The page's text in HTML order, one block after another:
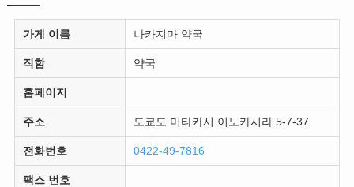
가게 이름 나카지마 약국
직함 약국
홈페이지
주소 도쿄도 미타카시 이노카시라 5-7-37
전화번호 0422-49-7816
팩스 번호